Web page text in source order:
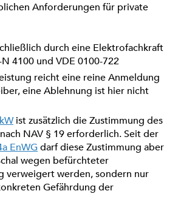
Anforderungen für private
durch eine Elektrofachkraft
4100 und VDE 0100-722
reicht eine reine Anmeldung
eine Ablehnung ist hier nicht
ist zusätzlich die Zustimmung des
NAV § 19 erforderlich. Seit der
EnWGdarf diese Zustimmung aber
wegen befürchteter
verweigert werden, sondern nur
Gefährdung der